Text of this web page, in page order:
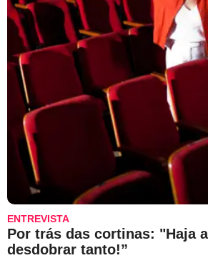
ENTREVISTA
Por trás das cortinas: "Haja
desdobrar tanto!”